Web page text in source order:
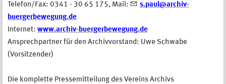
Telefon/Fax: 0341 - 30 65 175, Mail:
s.paul@archiv-
buergerbewegung.de
Internet: www.archiv-buergerbewegung.de
Ansprechpartner für den Archivvorstand: Uwe Schwabe
(Vorsitzender)
Die komplette Pressemitteilung des Vereins Archivs